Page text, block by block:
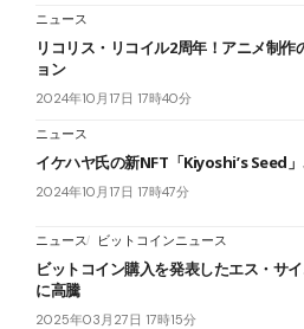
ニュース
リコリス・リコイル2周年！アニメ制
ョン
2024年10月17日 17時40分
ニュース
イケハヤ氏の新NFT「Kiyoshi’s Seed
2024年10月17日 17時47分
ニュース ビットコインニュース
ビットコイン購入を発表したエス・サ
に高騰
2025年03月27日 17時15分